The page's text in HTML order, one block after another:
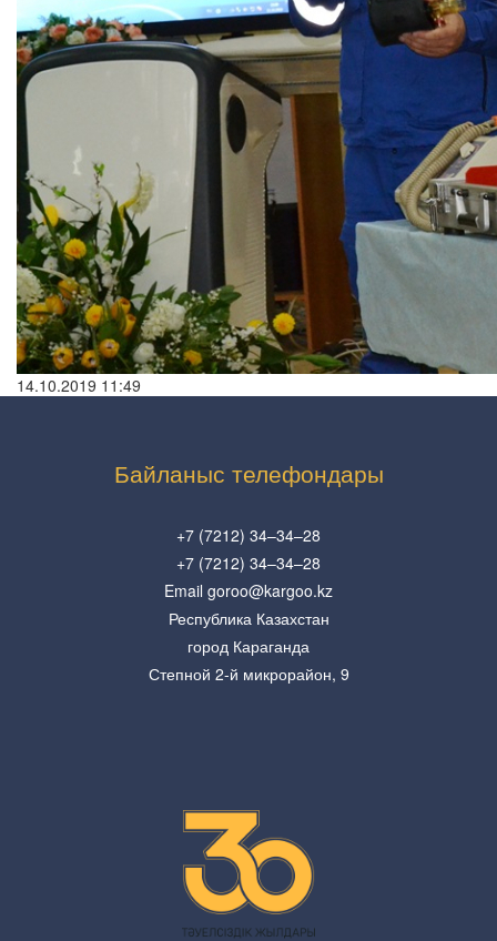
14.10.2019 11:49
Байланыс телефондары
+7 (7212) 34–34–28
+7 (7212) 34–34–28
Email goroo@kargoo.kz
Республика Казахстан
город Караганда
Степной 2-й микрорайон, 9